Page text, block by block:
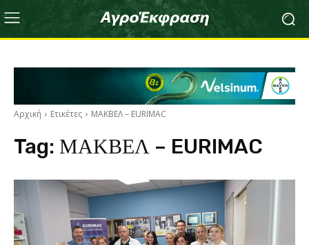
Αρχική Ετικέτες ΜΑΚΒΕΛ – EURIMAC
Tag: ΜΑΚΒΕΛ – EURIMAC